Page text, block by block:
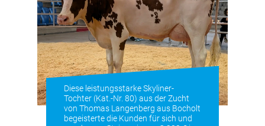
Diese leistungsstarke Skyliner-
Tochter (Kat.-Nr. 80) aus der Zucht
von Thomas Langenberg aus Bocholt
begeisterte die Kunden für sich und